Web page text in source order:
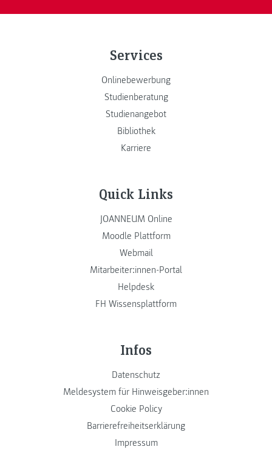
Services
Onlinebewerbung
Studienberatung
Studienangebot
Bibliothek
Karriere
Quick Links
JOANNEUM Online
Moodle Plattform
Webmail
Mitarbeiter:innen-Portal
Helpdesk
FH Wissensplattform
Infos
Datenschutz
Meldesystem für Hinweisgeber:innen
Cookie Policy
Barrierefreiheitserklärung
Impressum